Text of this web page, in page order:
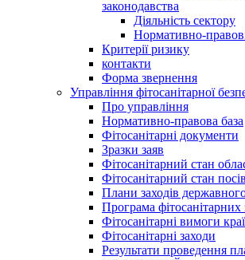
законодавства
Діяльність сектору
Нормативно-
Критерії ризику
контакти
Форма звернення
Управління фітосанітарної
Про управління
Нормативно-правова база
Фітосанітарні документи
Зразки заяв
Фітосанітарний стан
Фітосанітарний стан
Плани заходів
Програма фітосанітарних
Фітосанітарні вимоги
Фітосанітарні заходи
Результати проведення